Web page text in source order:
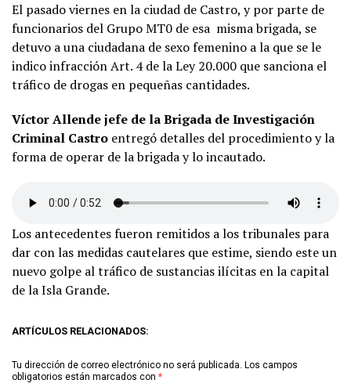
El pasado viernes en la ciudad de Castro, y por parte de
funcionarios del Grupo MT0 de esa misma brigada, se
detuvo a una ciudadana de sexo femenino a la que se le
indico infracción Art. 4 de la Ley 20.000 que sanciona el
tráfico de drogas en pequeñas cantidades.
Víctor Allende jefe de la Brigada de Investigación
Criminal Castro entregó detalles del procedimiento y la
forma de operar de la brigada y lo incautado.
Los antecedentes fueron remitidos a los tribunales para
dar con las medidas cautelares que estime, siendo este un
nuevo golpe al tráfico de sustancias ilícitas en la capital
de la Isla Grande.
ARTÍCULOS RELACIONADOS:
Tu dirección de correo electrónico no será publicada. Los campos
obligatorios están marcados con *